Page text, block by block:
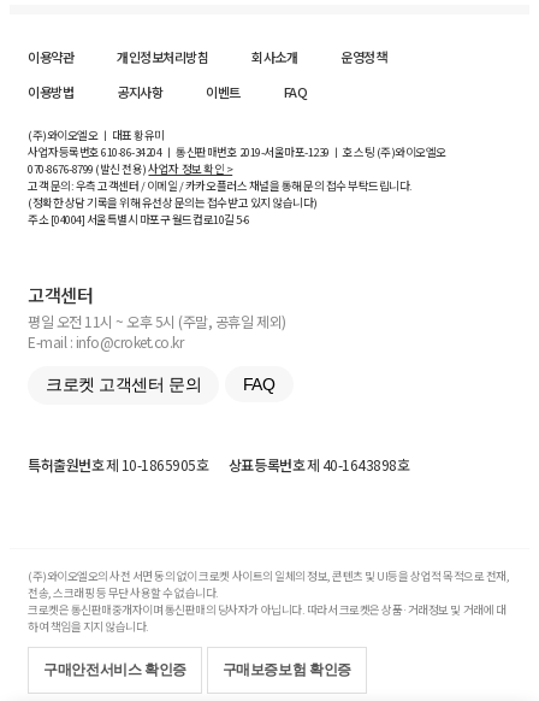
이용약관 개인정보처리방침 회사소개
운영정책
이용방법
공지사항 이벤트 FAQ
(주)와이오엘오 ㅣ 대표 황유미
사업자등록번호610-86-34204ㅣ 통신판매번호 2019-서울마포-1239 ㅣ 호스팅 (주)와이오엘오
070-8676-8799 (발신 전용)사업자 정보 확인 >
고객 문의: 우측 고객센터 / 이메일 / 카카오플러스 채널을 통해 문의 접수 부탁드립니다.
(정확한 상담 기록을 위해 유선상 문의는 접수받고 있지 않습니다)
주소 [04004] 서울특별시 마포구 월드컵로10길5-6
고객센터
평일 오전 11시 ~ 오후 5시 (주말, 공휴일 제외)
E-mail : info@croket.co.kr
크로켓 고객센터 문의 FAQ
특허출원번호제 10-1865905호 상표등록번호제 40-1643898호
(주)와이오엘오의 사전 서면 동의 없이 크로켓 사이트의 일체의 정보, 콘텐츠 및 UI등을 상업적 목적으로 전재,
전송, 스크래핑 등 무단 사용할 수 없습니다.
크로켓은 통신판매중개자이며 통신판매의 당사자가 아닙니다. 따라서 크로켓은 상품·거래정보 및 거래에 대
하여 책임을 지지 않습니다.
구매안전서비스 확인증 구매보증보험 확인증